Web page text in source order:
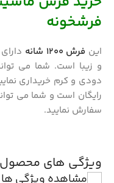
فرشخونه
این فرش 1200 شانه
و زیبا است. شما می
دودی و کرم خریداری
رایگان است و شما می
سفارش نمایید.
ویژگی های محصول
مشاهده ویژگی ها